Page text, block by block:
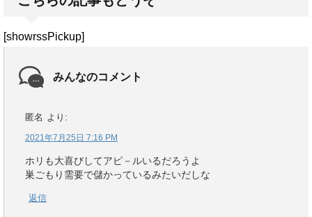
[showrssPickup]
みんなのコメント
匿名 より:
2021年7月25日 7:16 PM
ホリも大喜びしてアピ－ルいるだろうよ
巣ごもり需要で儲かっているみたいだしな
返信